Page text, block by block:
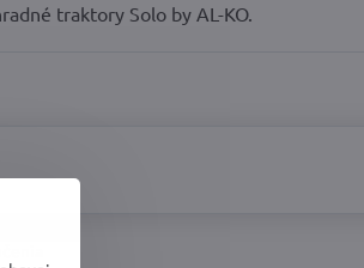
traktory Solo by AL-KO.